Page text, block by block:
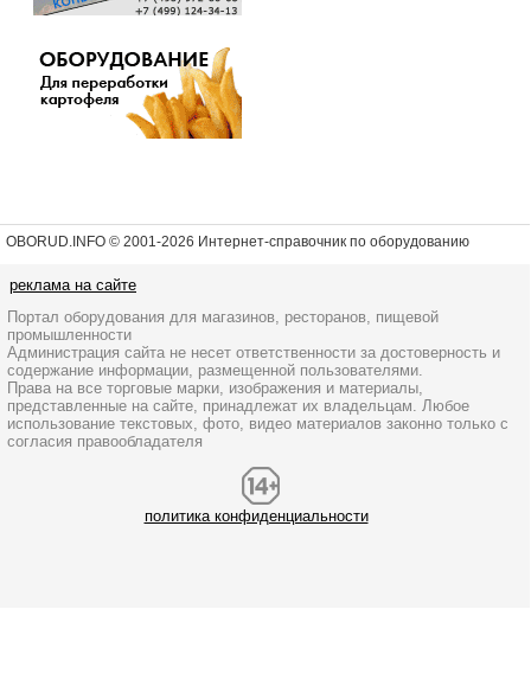
OBORUD.INFO © 2001-2026 Интернет-справочник по оборудованию
реклама на сайте
Портал оборудования для магазинов, ресторанов, пищевой
промышленности
Администрация сайта не несет ответственности за достоверность и
содержание информации, размещенной пользователями.
Права на все торговые марки, изображения и материалы,
представленные на сайте, принадлежат их владельцам. Любое
использование текстовых, фото, видео материалов законно только с
согласия правообладателя
политика конфиденциальности